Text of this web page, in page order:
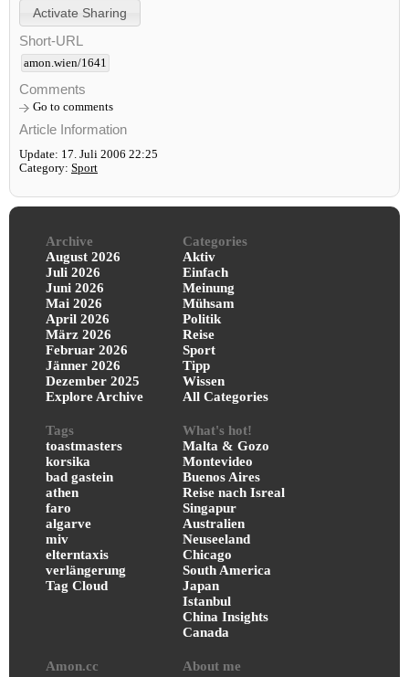
Short-URL
amon.wien/1641
Comments
Go to comments
Article Information
Update: 17. Juli 2006 22:25
Category: Sport
Archive
August 2026
Juli 2026
Juni 2026
Mai 2026
April 2026
März 2026
Februar 2026
Jänner 2026
Dezember 2025
Explore Archive
Categories
Aktiv
Einfach
Meinung
Mühsam
Politik
Reise
Sport
Tipp
Wissen
All Categories
Tags
toastmasters
korsika
bad gastein
athen
faro
algarve
miv
elterntaxis
verlängerung
Tag Cloud
What's hot!
Malta & Gozo
Montevideo
Buenos Aires
Reise nach Isreal
Singapur
Australien
Neuseeland
Chicago
South America
Japan
Istanbul
China Insights
Canada
Amon.cc
About me